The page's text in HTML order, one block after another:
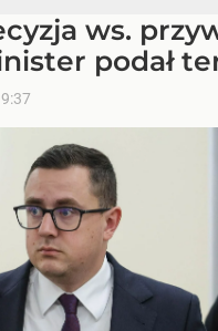
ws.
podał
9:37